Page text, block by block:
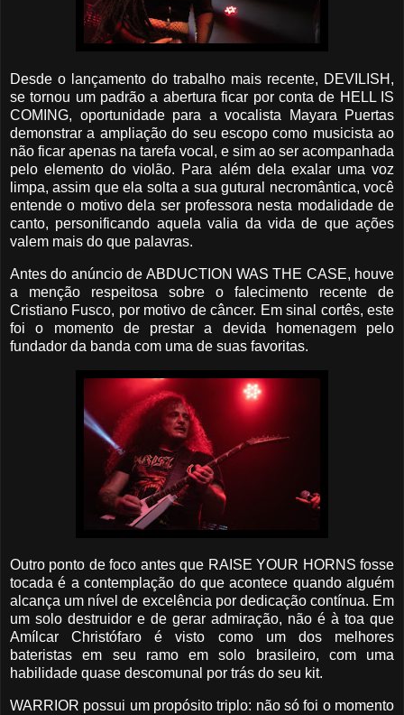
Desde o lançamento do trabalho mais recente, DEVILISH,
se tornou um padrão a abertura ficar por conta de HELL IS
COMING, oportunidade para a vocalista Mayara Puertas
demonstrar a ampliação do seu escopo como musicista ao
não ficar apenas na tarefa vocal, e sim ao ser acompanhada
pelo elemento do violão. Para além dela exalar uma voz
limpa, assim que ela solta a sua gutural necromântica, você
entende o motivo dela ser professora nesta modalidade de
canto, personificando aquela valia da vida de que ações
valem mais do que palavras.
Antes do anúncio de ABDUCTION WAS THE CASE, houve
a menção respeitosa sobre o falecimento recente de
Cristiano Fusco, por motivo de câncer. Em sinal cortês, este
foi o momento de prestar a devida homenagem pelo
fundador da banda com uma de suas favoritas.
Outro ponto de foco antes que RAISE YOUR HORNS fosse
tocada é a contemplação do que acontece quando alguém
alcança um nível de excelência por dedicação contínua. Em
um solo destruidor e de gerar admiração, não é à toa que
Amílcar Christófaro é visto como um dos melhores
bateristas em seu ramo em solo brasileiro, com uma
habilidade quase descomunal por trás do seu kit.
WARRIOR possui um propósito triplo: não só foi o momento